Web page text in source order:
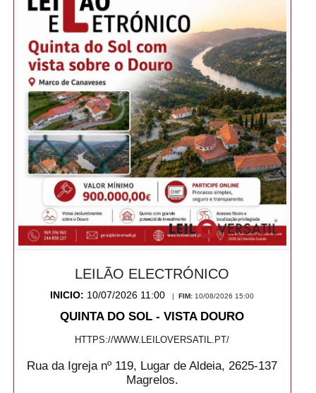
LEILÃO ELECTRÓNICO
INICIO: 10/07/2026 11:00 |FIM:10/08/2026 15:00
QUINTA DO SOL - VISTA DOURO
HTTPS://WWW.LEILOVERSATIL.PT/
Rua da Igreja nº 119, Lugar de Aldeia, 2625-137
Magrelos.